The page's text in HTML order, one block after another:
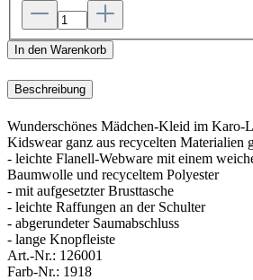
In den Warenkorb
Beschreibung
Wunderschönes Mädchen-Kleid im Karo-
Kidswear ganz aus recycelten Materialien
- leichte Flanell-Webware mit einem
Baumwolle und recyceltem Polyester
- mit aufgesetzter Brusttasche
- leichte Raffungen an der Schulter
- abgerundeter Saumabschluss
- lange Knopfleiste
Art.-Nr.: 126001
Farb-Nr.: 1918